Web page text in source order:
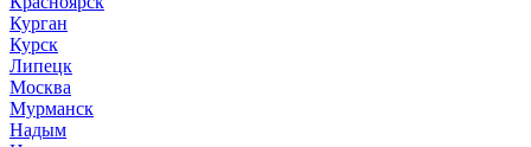
Курган
Курск
Липецк
Москва
Мурманск
Надым